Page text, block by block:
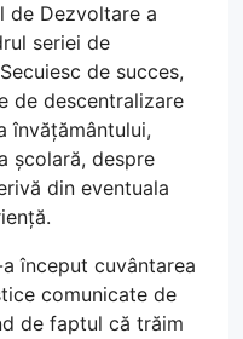
de Dezvoltare a
seriei de
de succes,
de descentralizare
învățământului,
școlară, despre
din eventuala
început cuvântarea
comunicate de
de faptul că trăim